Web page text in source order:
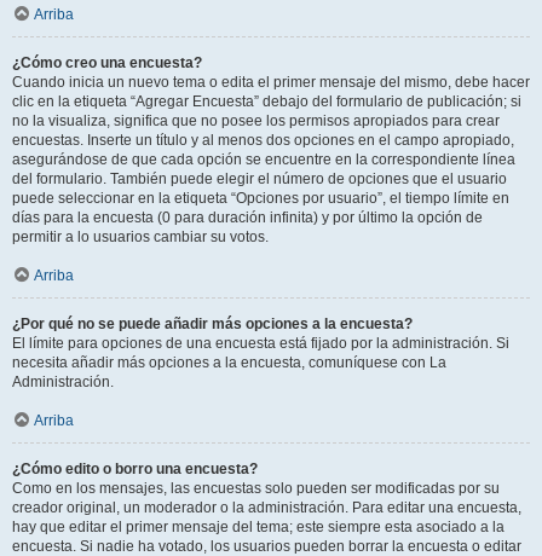
Arriba
¿Cómo creo una encuesta?
Cuando inicia un nuevo tema o edita el primer mensaje del mismo, debe hacer
clic en la etiqueta “Agregar Encuesta” debajo del formulario de publicación; si
no la visualiza, significa que no posee los permisos apropiados para crear
encuestas. Inserte un título y al menos dos opciones en el campo apropiado,
asegurándose de que cada opción se encuentre en la correspondiente línea
del formulario. También puede elegir el número de opciones que el usuario
puede seleccionar en la etiqueta “Opciones por usuario”, el tiempo límite en
días para la encuesta (0 para duración infinita) y por último la opción de
permitir a lo usuarios cambiar su votos.
Arriba
¿Por qué no se puede añadir más opciones a la encuesta?
El límite para opciones de una encuesta está fijado por la administración. Si
necesita añadir más opciones a la encuesta, comuníquese con La
Administración.
Arriba
¿Cómo edito o borro una encuesta?
Como en los mensajes, las encuestas solo pueden ser modificadas por su
creador original, un moderador o la administración. Para editar una encuesta,
hay que editar el primer mensaje del tema; este siempre esta asociado a la
encuesta. Si nadie ha votado, los usuarios pueden borrar la encuesta o editar